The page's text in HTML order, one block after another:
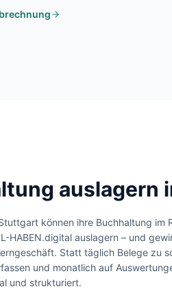
auslagern
können ihre Buchhaltung im
HABEN.digital auslagern – und
Statt täglich Belege zu
und monatlich auf
und strukturiert.